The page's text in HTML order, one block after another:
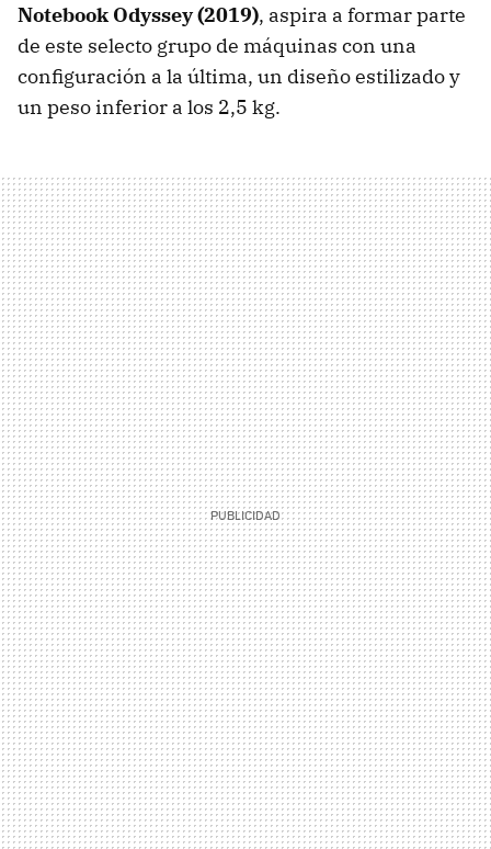
Notebook Odyssey (2019), aspira a formar parte
de este selecto grupo de máquinas con una
configuración a la última, un diseño estilizado y
un peso inferior a los 2,5 kg.